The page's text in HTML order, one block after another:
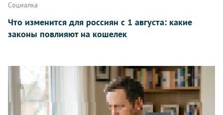
Социалка
Что изменится для россиян с 1 августа: какие
законы повлияют на кошелек